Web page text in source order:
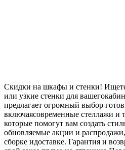
Скидки на шкафы и стенки!
или узкие стенки для
предлагает огромный выбор
включаясовременные стеллажи и
которые помогут вам создать
обновляемые акции и
сборке идоставке. Гарантия и